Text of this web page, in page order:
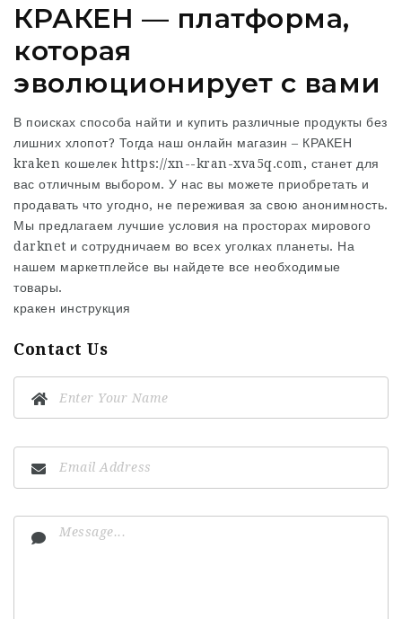
КРАКЕН — платформа,
которая
эволюционирует с вами
В поисках способа найти и купить различные продукты без
лишних хлопот? Тогда наш онлайн магазин – КРАКЕН
kraken кошелек https://xn--kran-xva5q.com, станет для
вас отличным выбором. У нас вы можете приобретать и
продавать что угодно, не переживая за свою анонимность.
Мы предлагаем лучшие условия на просторах мирового
darknet и сотрудничаем во всех уголках планеты. На
нашем маркетплейсе вы найдете все необходимые
товары.
кракен инструкция
Contact Us